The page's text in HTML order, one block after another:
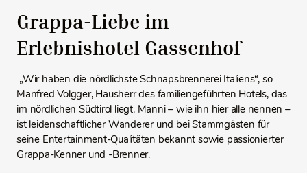
Grappa-Liebe im
Erlebnishotel Gassenhof
„Wir haben die nördlichste Schnapsbrennerei Italiens“, so
Manfred Volgger, Hausherr des familiengeführten Hotels, das
im nördlichen Südtirol liegt. Manni – wie ihn hier alle nennen –
ist leidenschaftlicher Wanderer und bei Stammgästen für
seine Entertainment-Qualitäten bekannt sowie passionierter
Grappa-Kenner und -Brenner.